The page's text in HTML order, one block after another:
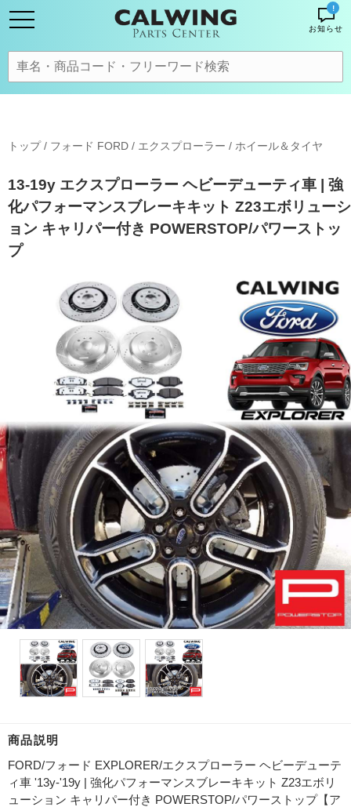
!
お知らせ
トップ/ フォード FORD / エクスプローラー / ホイール＆タイヤ
13-19y エクスプローラー ヘビーデューティ車 | 強
化パフォーマンスブレーキキット Z23エボリューシ
ョン キャリパー付き POWERSTOP/パワーストッ
プ
商品説明
FORD/フォード EXPLORER/エクスプローラー ヘビーデューテ
ィ車 '13y-'19y | 強化パフォーマンスブレーキキット Z23エボリ
ューション キャリパー付き POWERSTOP/パワーストップ【ア